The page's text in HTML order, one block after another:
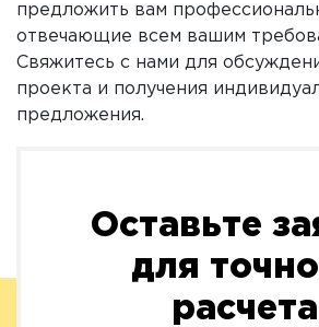
предложить вам
отвечающие всем вашим
Свяжитесь с нами для
проекта и получения
предложения.
Оставьте
для
расчета